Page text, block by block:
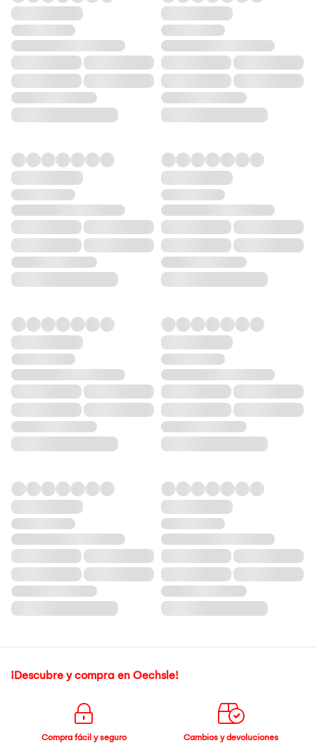
¡Descubre y compra en Oechsle!
Compra fácil y seguro
Cambios y devoluciones